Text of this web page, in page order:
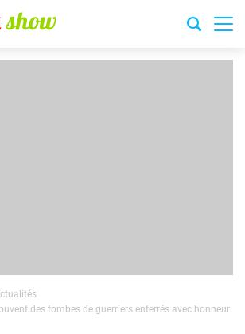
des tombes de guerriers enterrés avec honneur